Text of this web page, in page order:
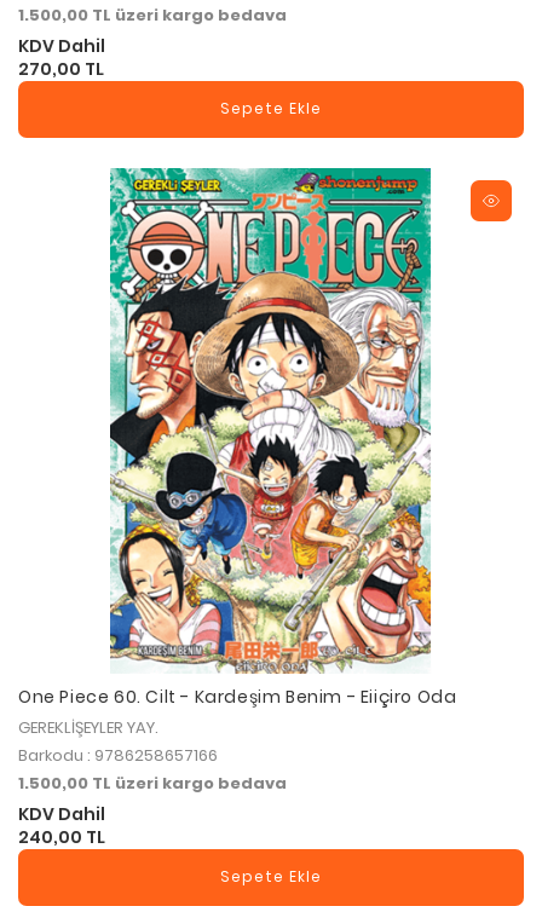
1.500,00 TL üzeri kargo bedava
KDV Dahil
270,00 TL
Sepete Ekle
One Piece 60. Cilt - Kardeşim Benim - Eiiçiro Oda
GEREKLİŞEYLER YAY.
Barkodu : 9786258657166
1.500,00 TL üzeri kargo bedava
KDV Dahil
240,00 TL
Sepete Ekle